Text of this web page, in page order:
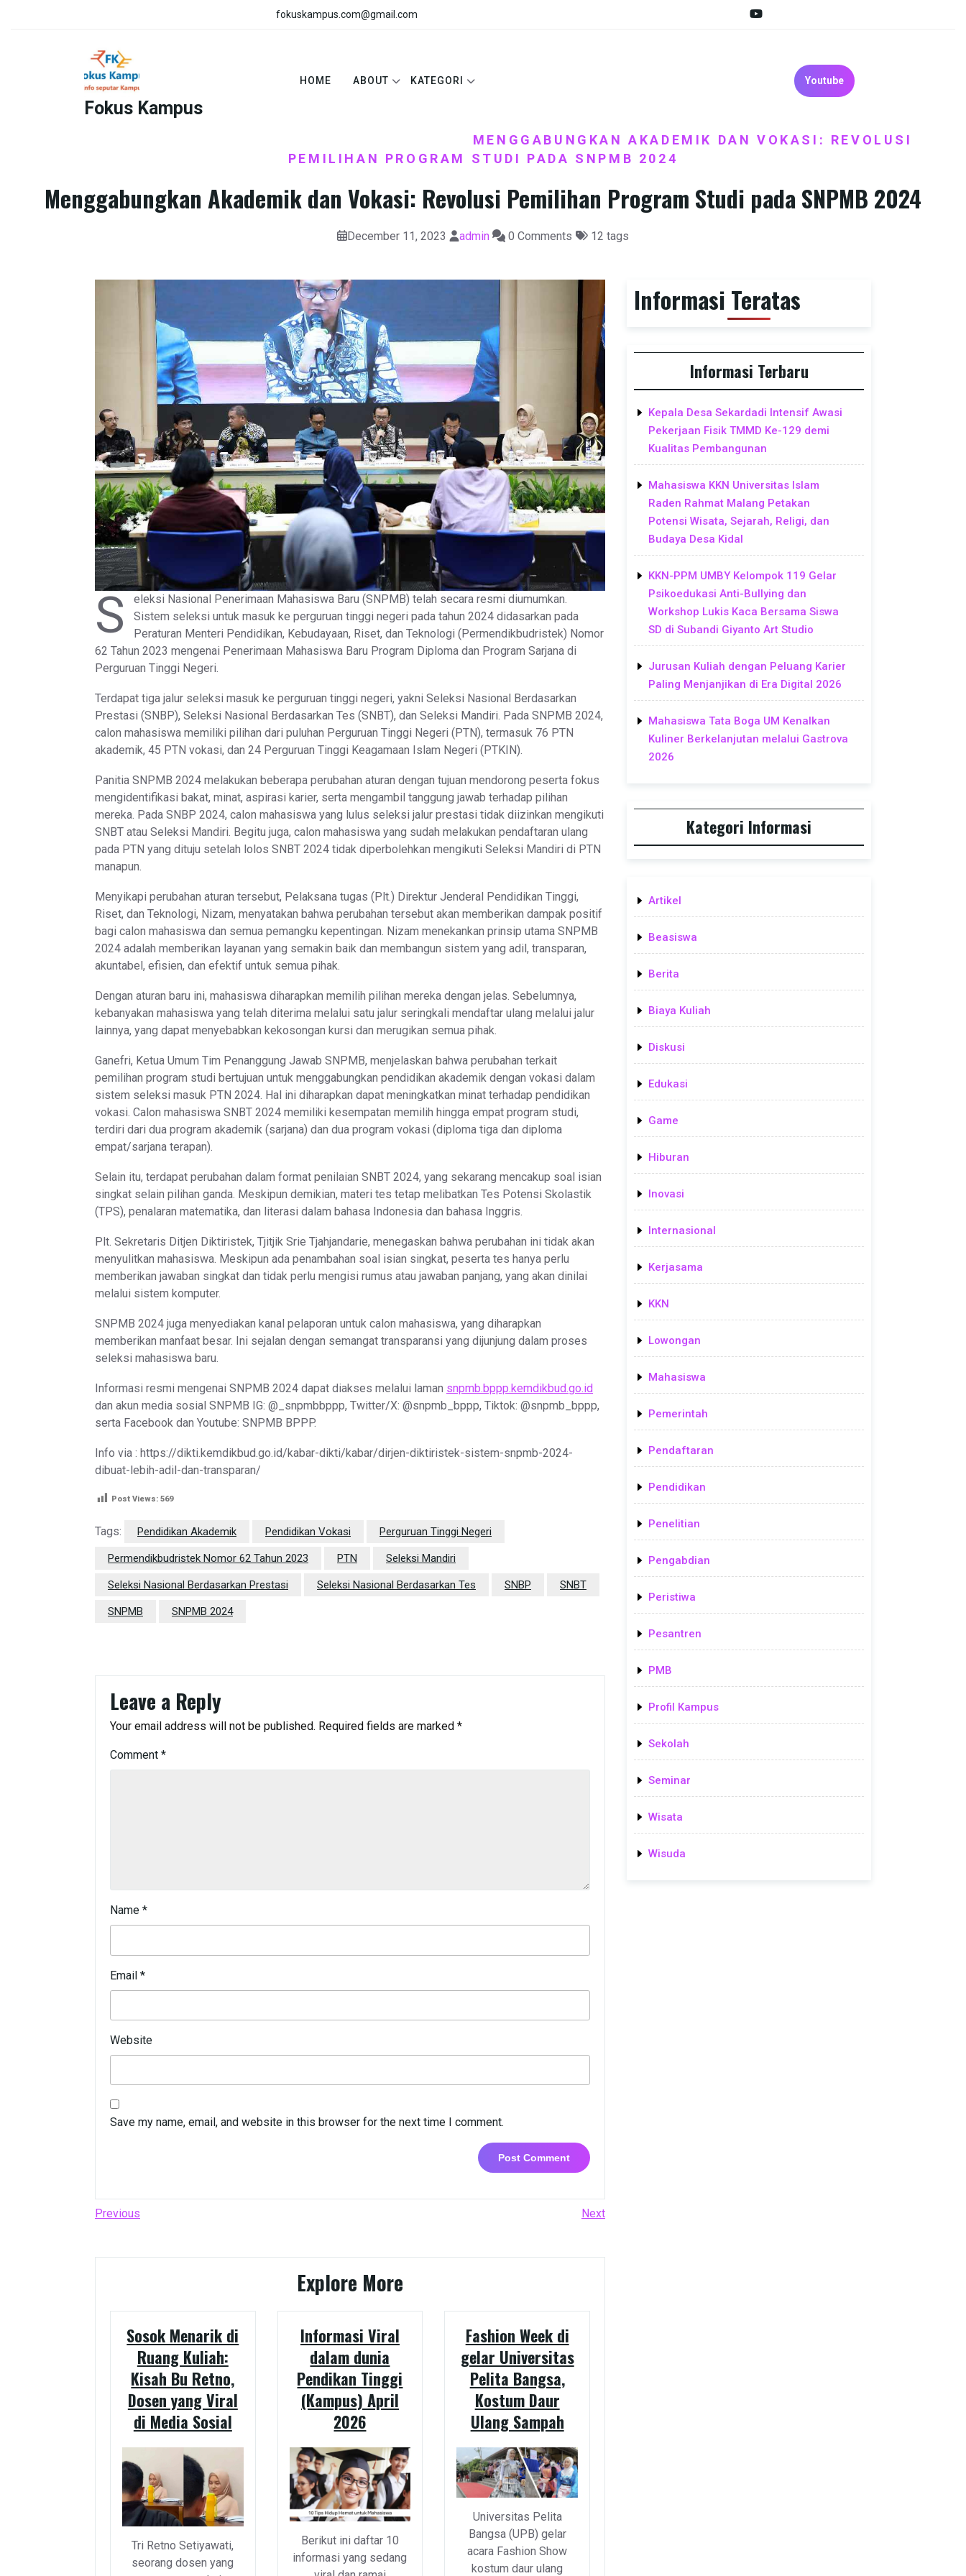
fokuskampus.com@gmail.com
Fokus Kampus
HOME ABOUT KATEGORI Youtube
MENGGABUNGKAN AKADEMIK DAN VOKASI: REVOLUSI
PEMILIHAN PROGRAM STUDI PADA SNPMB 2024
Menggabungkan Akademik dan Vokasi: Revolusi Pemilihan Program Studi pada SNPMB 2024
December 11, 2023 admin 0 Comments 12 tags
S
eleksi Nasional Penerimaan Mahasiswa Baru (SNPMB) telah secara resmi diumumkan.
Sistem seleksi untuk masuk ke perguruan tinggi negeri pada tahun 2024 didasarkan pada
Peraturan Menteri Pendidikan, Kebudayaan, Riset, dan Teknologi (Permendikbudristek) Nomor
62 Tahun 2023 mengenai Penerimaan Mahasiswa Baru Program Diploma dan Program Sarjana di
Perguruan Tinggi Negeri.
Terdapat tiga jalur seleksi masuk ke perguruan tinggi negeri, yakni Seleksi Nasional Berdasarkan
Prestasi (SNBP), Seleksi Nasional Berdasarkan Tes (SNBT), dan Seleksi Mandiri. Pada SNPMB 2024,
calon mahasiswa memiliki pilihan dari puluhan Perguruan Tinggi Negeri (PTN), termasuk 76 PTN
akademik, 45 PTN vokasi, dan 24 Perguruan Tinggi Keagamaan Islam Negeri (PTKIN).
Panitia SNPMB 2024 melakukan beberapa perubahan aturan dengan tujuan mendorong peserta fokus
mengidentifikasi bakat, minat, aspirasi karier, serta mengambil tanggung jawab terhadap pilihan
mereka. Pada SNBP 2024, calon mahasiswa yang lulus seleksi jalur prestasi tidak diizinkan mengikuti
SNBT atau Seleksi Mandiri. Begitu juga, calon mahasiswa yang sudah melakukan pendaftaran ulang
pada PTN yang dituju setelah lolos SNBT 2024 tidak diperbolehkan mengikuti Seleksi Mandiri di PTN
manapun.
Menyikapi perubahan aturan tersebut, Pelaksana tugas (Plt.) Direktur Jenderal Pendidikan Tinggi,
Riset, dan Teknologi, Nizam, menyatakan bahwa perubahan tersebut akan memberikan dampak positif
bagi calon mahasiswa dan semua pemangku kepentingan. Nizam menekankan prinsip utama SNPMB
2024 adalah memberikan layanan yang semakin baik dan membangun sistem yang adil, transparan,
akuntabel, efisien, dan efektif untuk semua pihak.
Dengan aturan baru ini, mahasiswa diharapkan memilih pilihan mereka dengan jelas. Sebelumnya,
kebanyakan mahasiswa yang telah diterima melalui satu jalur seringkali mendaftar ulang melalui jalur
lainnya, yang dapat menyebabkan kekosongan kursi dan merugikan semua pihak.
Ganefri, Ketua Umum Tim Penanggung Jawab SNPMB, menjelaskan bahwa perubahan terkait
pemilihan program studi bertujuan untuk menggabungkan pendidikan akademik dengan vokasi dalam
sistem seleksi masuk PTN 2024. Hal ini diharapkan dapat meningkatkan minat terhadap pendidikan
vokasi. Calon mahasiswa SNBT 2024 memiliki kesempatan memilih hingga empat program studi,
terdiri dari dua program akademik (sarjana) dan dua program vokasi (diploma tiga dan diploma
empat/sarjana terapan).
Selain itu, terdapat perubahan dalam format penilaian SNBT 2024, yang sekarang mencakup soal isian
singkat selain pilihan ganda. Meskipun demikian, materi tes tetap melibatkan Tes Potensi Skolastik
(TPS), penalaran matematika, dan literasi dalam bahasa Indonesia dan bahasa Inggris.
Plt. Sekretaris Ditjen Diktiristek, Tjitjik Srie Tjahjandarie, menegaskan bahwa perubahan ini tidak akan
menyulitkan mahasiswa. Meskipun ada penambahan soal isian singkat, peserta tes hanya perlu
memberikan jawaban singkat dan tidak perlu mengisi rumus atau jawaban panjang, yang akan dinilai
melalui sistem komputer.
SNPMB 2024 juga menyediakan kanal pelaporan untuk calon mahasiswa, yang diharapkan
memberikan manfaat besar. Ini sejalan dengan semangat transparansi yang dijunjung dalam proses
seleksi mahasiswa baru.
Informasi resmi mengenai SNPMB 2024 dapat diakses melalui laman snpmb.bppp.kemdikbud.go.id
dan akun media sosial SNPMB IG: @_snpmbbppp, Twitter/X: @snpmb_bppp, Tiktok: @snpmb_bppp,
serta Facebook dan Youtube: SNPMB BPPP.
Info via : https://dikti.kemdikbud.go.id/kabar-dikti/kabar/dirjen-diktiristek-sistem-snpmb-2024-
dibuat-lebih-adil-dan-transparan/
Post Views: 569
Tags: Pendidikan Akademik Pendidikan Vokasi Perguruan Tinggi Negeri
Permendikbudristek Nomor 62 Tahun 2023 PTN Seleksi Mandiri
Seleksi Nasional Berdasarkan Prestasi Seleksi Nasional Berdasarkan Tes SNBP SNBT
SNPMB SNPMB 2024
Leave a Reply
Your email address will not be published. Required fields are marked *
Comment *
Name *
Email *
Website
Save my name, email, and website in this browser for the next time I comment.
Post
Previous
Previous
Next
Next
Explore More
Sosok Menarik di
Ruang Kuliah:
Kisah Bu Retno,
Dosen yang Viral
di Media Sosial
Tri Retno Setiyawati,
seorang dosen yang
Informasi Viral
dalam dunia
Pendikan Tinggi
(Kampus) April
2026
Berikut ini daftar 10
informasi yang sedang
Fashion Week di
gelar Universitas
Pelita Bangsa,
Kostum Daur
Ulang Sampah
Universitas Pelita
Bangsa (UPB) gelar
acara Fashion Show
kostum daur ulang
Informasi Teratas
Informasi Terbaru
Kepala Desa Sekardadi Intensif Awasi
Pekerjaan Fisik TMMD Ke-129 demi
Kualitas Pembangunan
Mahasiswa KKN Universitas Islam
Raden Rahmat Malang Petakan
Potensi Wisata, Sejarah, Religi, dan
Budaya Desa Kidal
KKN-PPM UMBY Kelompok 119 Gelar
Psikoedukasi Anti-Bullying dan
Workshop Lukis Kaca Bersama Siswa
SD di Subandi Giyanto Art Studio
Jurusan Kuliah dengan Peluang Karier
Paling Menjanjikan di Era Digital 2026
Mahasiswa Tata Boga UM Kenalkan
Kuliner Berkelanjutan melalui Gastrova
2026
Kategori Informasi
Artikel
Beasiswa
Berita
Biaya Kuliah
Diskusi
Edukasi
Game
Hiburan
Inovasi
Internasional
Kerjasama
KKN
Lowongan
Mahasiswa
Pemerintah
Pendaftaran
Pendidikan
Penelitian
Pengabdian
Peristiwa
Pesantren
PMB
Profil Kampus
Sekolah
Seminar
Wisata
Wisuda